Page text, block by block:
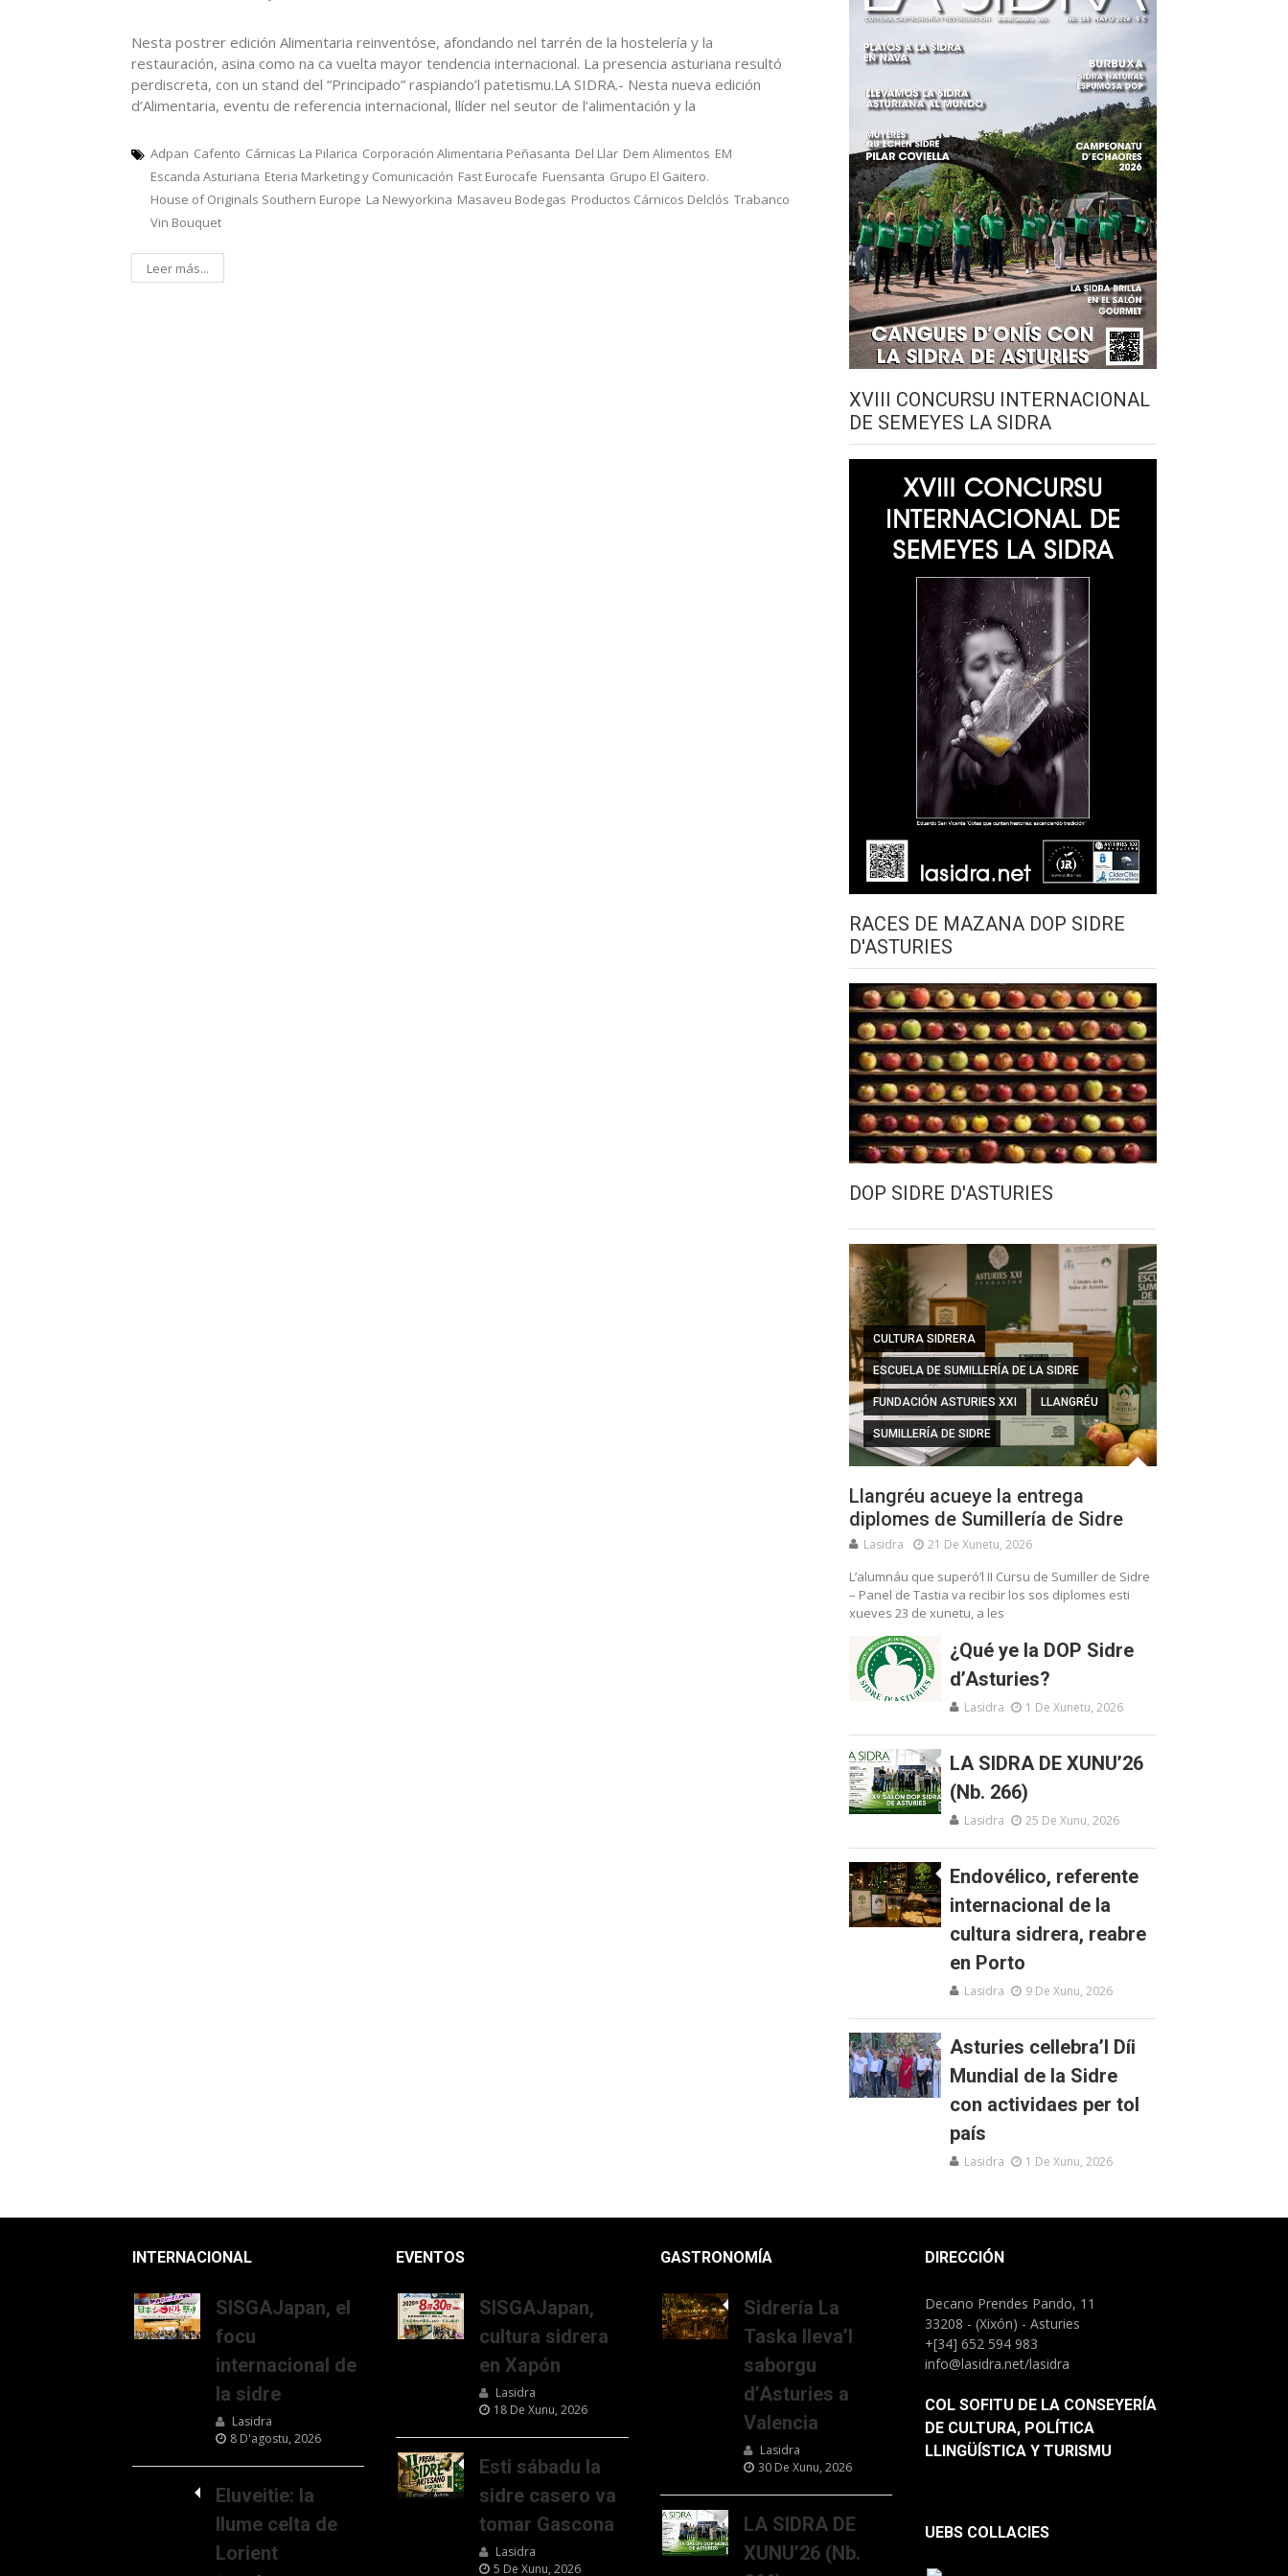
Nesta postrer edición Alimentaria reinventóse, afondando nel tarrén de la hostelería y la
restauración, asina como na ca vuelta mayor tendencia internacional. La presencia asturiana resultó
perdiscreta, con un stand del “Principado” raspiando’l patetismu.LA SIDRA.- Nesta nueva edición
d’Alimentaria, eventu de referencia internacional, llíder nel seutor de l’alimentación y la
Adpan Cafento Cárnicas La Pilarica Corporación Alimentaria Peñasanta Del Llar Dem Alimentos EM
Escanda Asturiana Eteria Marketing y Comunicación Fast Eurocafe Fuensanta Grupo El Gaitero.
House of Originals Southern Europe La Newyorkina Masaveu Bodegas Productos Cárnicos Delclós Trabanco
Vin Bouquet
Leer más...
XVIII CONCURSU INTERNACIONAL
DE SEMEYES LA SIDRA
RACES DE MAZANA DOP SIDRE
D'ASTURIES
DOP SIDRE D'ASTURIES
CULTURA SIDRERA
ESCUELA DE SUMILLERÍA DE LA SIDRE
FUNDACIÓN ASTURIES XXI LLANGRÉU
SUMILLERÍA DE SIDRE
Llangréu acueye la entrega
diplomes de Sumillería de Sidre
Lasidra 21 De Xunetu, 2026
L’alumnáu que superó’l II Cursu de Sumiller de Sidre
– Panel de Tastia va recibir los sos diplomes esti
xueves 23 de xunetu, a les
¿Qué ye la DOP Sidre
d’Asturies?
Lasidra 1 De Xunetu, 2026
LA SIDRA DE XUNU’26
(Nb. 266)
Lasidra 25 De Xunu, 2026
Endovélico, referente
internacional de la
cultura sidrera, reabre
en Porto
Lasidra 9 De Xunu, 2026
Asturies cellebra’l Díi
Mundial de la Sidre
con actividaes per tol
país
Lasidra 1 De Xunu, 2026
INTERNACIONAL
SISGAJapan, el
focu
internacional de
la sidre
Lasidra
8 D'agostu, 2026
Eluveitie: la
llume celta de
Lorient
EVENTOS
SISGAJapan,
cultura sidrera
en Xapón
Lasidra
18 De Xunu, 2026
Esti sábadu la
sidre casero va
tomar Gascona
Lasidra
5 De Xunu, 2026
GASTRONOMÍA
Sidrería La
Taska lleva’l
saborgu
d’Asturies a
Valencia
Lasidra
30 De Xunu, 2026
LA SIDRA DE
XUNU’26 (Nb.
DIRECCIÓN
Decano Prendes Pando, 11
33208 - (Xixón) - Asturies
+[34] 652 594 983
info@lasidra.net/lasidra
COL SOFITU DE LA CONSEYERÍA
DE CULTURA, POLÍTICA
LLINGÜÍSTICA Y TURISMU
UEBS COLLACIES